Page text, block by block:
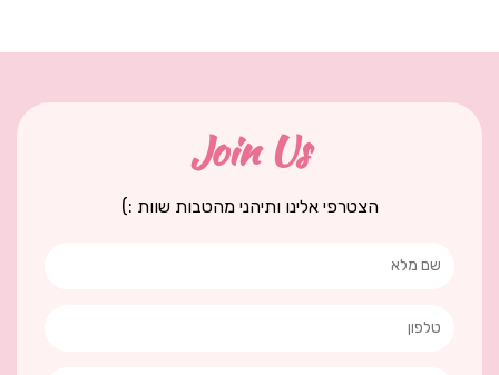
Join Us
הצטרפי אלינו ותיהני מהטבות שוות :)